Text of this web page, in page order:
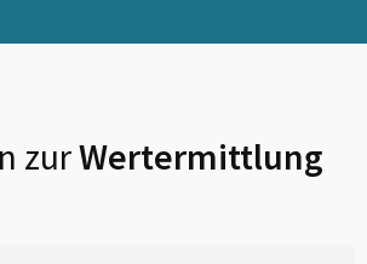
zurWertermittlung